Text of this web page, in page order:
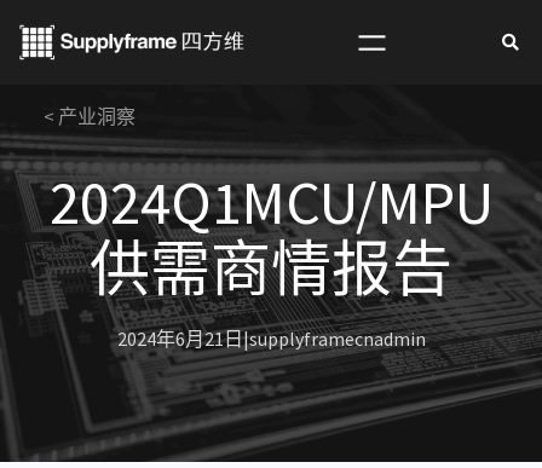
< 产业洞察
2024Q1MCU/MPU
供需商情报告
2024年6月21日|supplyframecnadmin